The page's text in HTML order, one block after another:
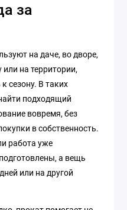
за
на даче, во дворе,
или на территории,
сезону. В таких
подходящий
вовремя, без
в собственность.
работа уже
а вещь
или на другой